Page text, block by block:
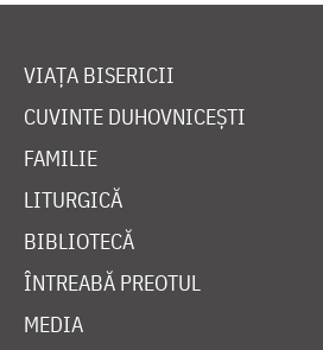
VIAȚA BISERICII
CUVINTE DUHOVNICEȘTI
FAMILIE
LITURGICĂ
BIBLIOTECĂ
ÎNTREABĂ PREOTUL
MEDIA